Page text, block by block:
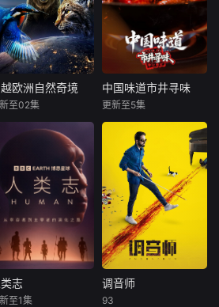
穿越欧洲自然奇境
从斯瓦尔巴群岛冰
封的荒原，到沐浴
着阳光的地中海沿
岸，这部野生动物
纪录片深入探索了
欧洲最重要迷人的
栖息地，并邂逅了
最非凡的野生居
民。蓝鲸、北极熊
与翱翔天际的金雕
领衔登场，珍稀罕
欧洲自然奇境
至02集
中国味道市井寻味
《中国味道·市井寻
味》走遍大江南
北，聚焦十组最接
地气的美食图景：
从一锅乱炖的豪
迈，到明火直烤的
奔放；从辣度爆表
的酣畅，到反差之
山野的鲜灵，到下
中国味道市井寻味
更新至5集
人类志
志
至1集
调音师
调音师
93